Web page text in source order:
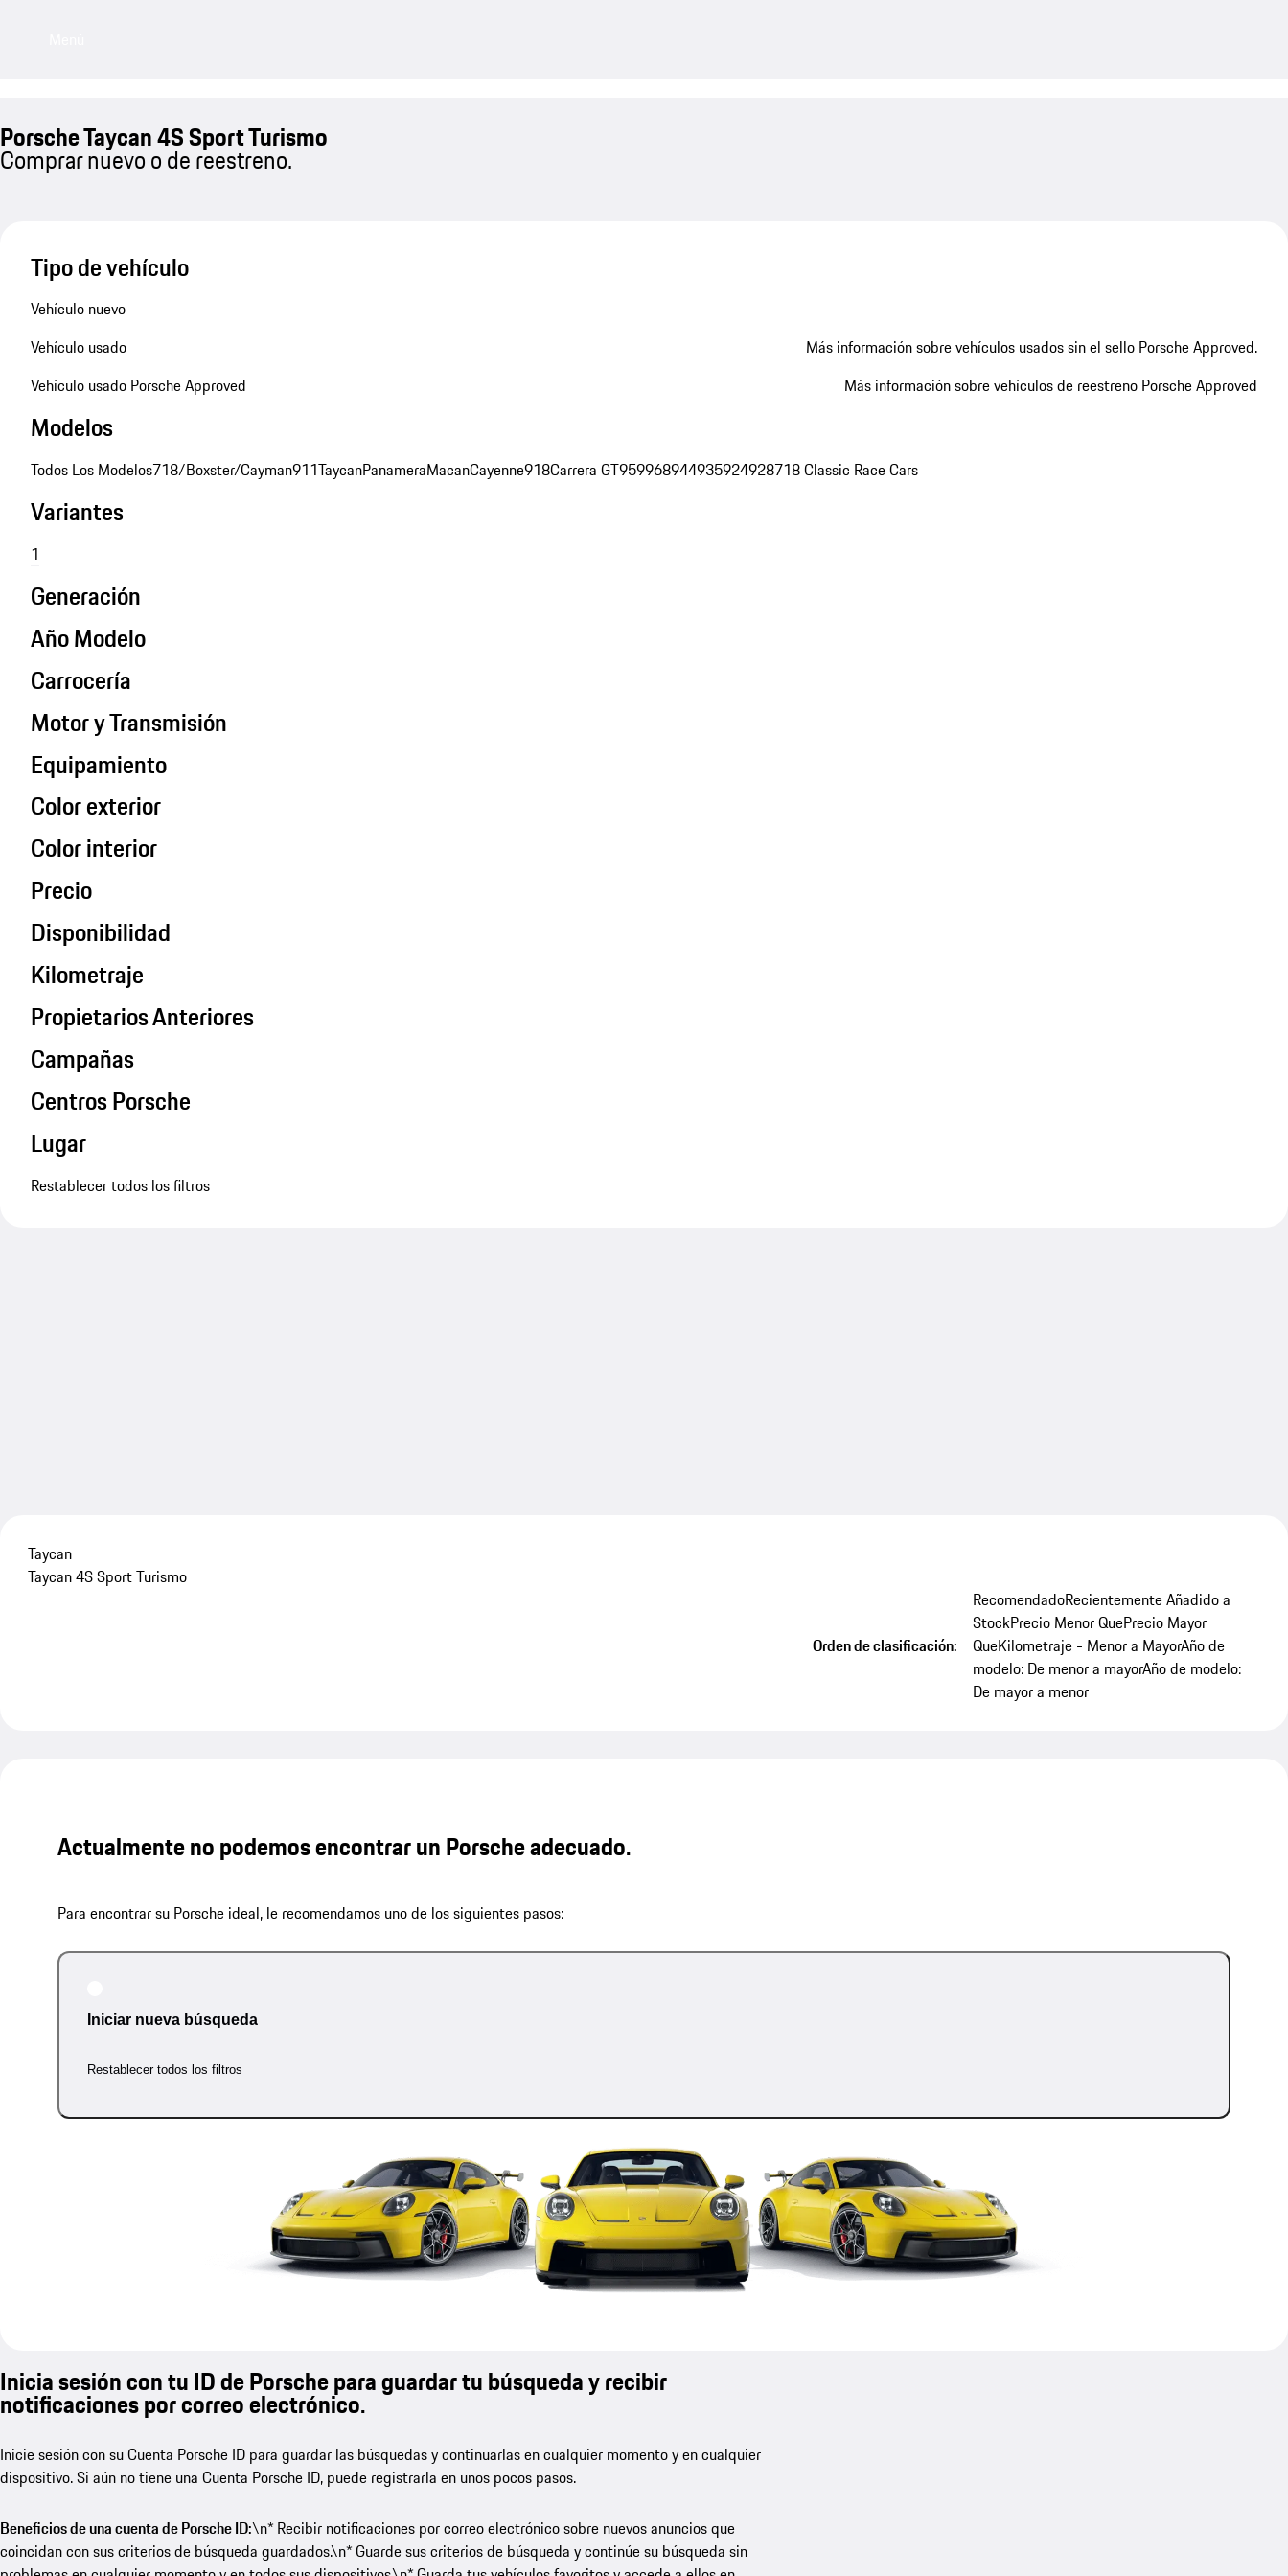
Porsche Taycan 4S Sport Turismo
Comprar nuevo o de reestreno.
Tipo de vehículo
Vehículo nuevo
Vehículo usado
Más información sobre vehículos usados sin el sello Porsche Approved.
Vehículo usado Porsche Approved
Más información sobre vehículos de reestreno Porsche Approved
Modelos
Todos Los Modelos718/Boxster/Cayman911TaycanPanameraMacanCayenne918Carrera GT959968944935924928718 Classic Race Cars
Variantes
1
Generación
Año Modelo
Carrocería
Motor y Transmisión
Equipamiento
Color exterior
Color interior
Precio
Disponibilidad
Kilometraje
Propietarios Anteriores
Campañas
Centros Porsche
Lugar
Restablecer todos los filtros
Taycan
Taycan 4S Sport Turismo
Orden de clasificación:
RecomendadoRecientemente Añadido a
StockPrecio Menor QuePrecio Mayor
QueKilometraje - Menor a MayorAño de
modelo: De menor a mayorAño de modelo:
De mayor a menor
Actualmente no podemos encontrar un Porsche adecuado.
Para encontrar su Porsche ideal, le recomendamos uno de los siguientes pasos:
Iniciar nueva búsqueda
Restablecer todos los filtros
Inicia sesión con tu ID de Porsche para guardar tu búsqueda y recibir
notificaciones por correo electrónico.
Inicie sesión con su Cuenta Porsche ID para guardar las búsquedas y continuarlas en cualquier momento y en cualquier
dispositivo. Si aún no tiene una Cuenta Porsche ID, puede registrarla en unos pocos pasos.
Beneficios de una cuenta de Porsche ID:\n* Recibir notificaciones por correo electrónico sobre nuevos anuncios que
coincidan con sus criterios de búsqueda guardados.\n* Guarde sus criterios de búsqueda y continúe su búsqueda sin